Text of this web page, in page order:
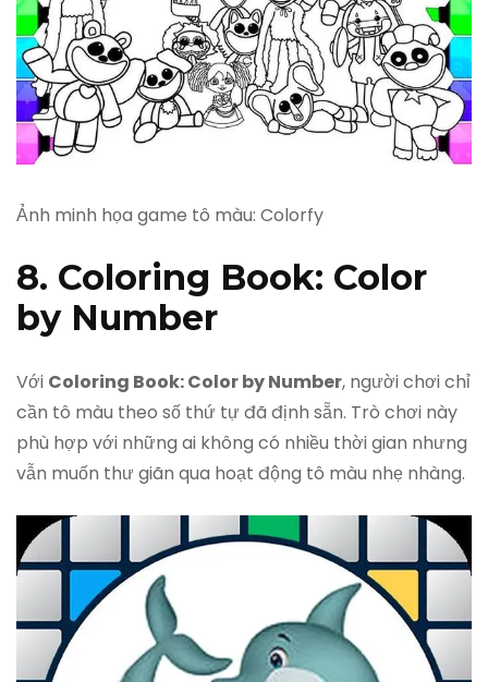
Ảnh minh họa game tô màu: Colorfy
8. Coloring Book: Color
by Number
Với Coloring Book: Color by Number, người chơi chỉ
cần tô màu theo số thứ tự đã định sẵn. Trò chơi này
phù hợp với những ai không có nhiều thời gian nhưng
vẫn muốn thư giãn qua hoạt động tô màu nhẹ nhàng.